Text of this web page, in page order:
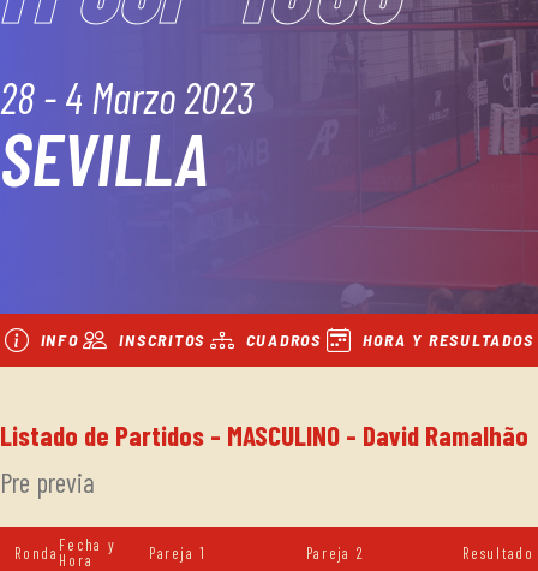
28 - 4 Marzo 2023
SEVILLA
INFO INSCRITOS CUADROS HORA Y RESULTADOS
Listado de Partidos - MASCULINO - David Ramalhão
Pre previa
Ronda Fecha y
Hora
Pareja 1 Pareja 2 Resultado